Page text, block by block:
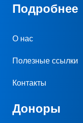
Подробнее
О нас
Полезные ссылки
Контакты
Доноры